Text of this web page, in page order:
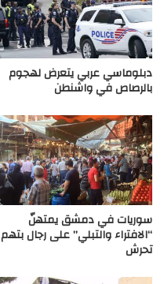
دبلوماسي عربي يتعرض لهجوم
بالرصاص في واشنطن
سوريات في دمشق يمتهنّ
“الافتراء والتبلي” على رجال بتهم
تحرش